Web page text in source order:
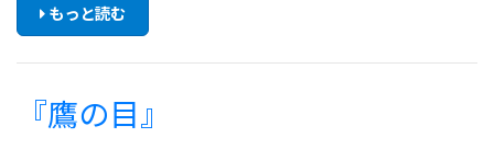
もっと読む
『鷹の目』